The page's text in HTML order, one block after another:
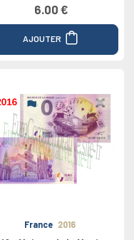
6.00 €
AJOUTER
France 2016